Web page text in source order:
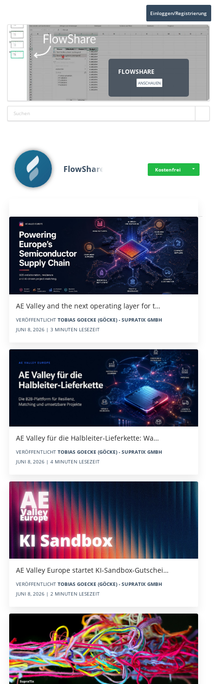
Einloggen/Registrierung
FLOWSHARE
ANSCHAUEN
FlowShare Kostenfrei
AE Valley and the next operating layer for t…
VERÖFFENTLICHT TOBIAS GOECKE (GÖCKE) - SUPRATIX GMBH
JUNI 8, 2026 | 3 MINUTEN LESEZEIT
AE Valley für die Halbleiter-Lieferkette: Wa…
VERÖFFENTLICHT TOBIAS GOECKE (GÖCKE) - SUPRATIX GMBH
JUNI 8, 2026 | 4 MINUTEN LESEZEIT
AE Valley Europe startet KI-Sandbox-Gutschei…
VERÖFFENTLICHT TOBIAS GOECKE (GÖCKE) - SUPRATIX GMBH
JUNI 8, 2026 | 2 MINUTEN LESEZEIT